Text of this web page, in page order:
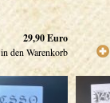
29,90Euro
in den Warenkorb